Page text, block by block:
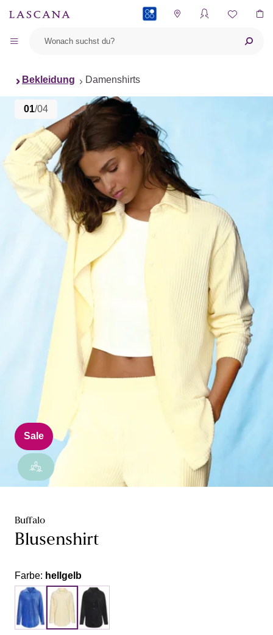
Bekleidung Damenshirts
01/04
Sale
Buffalo
Blusenshirt
Farbe: hellgelb